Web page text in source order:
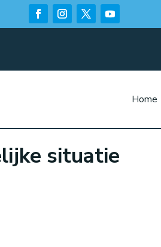
Home
situatie